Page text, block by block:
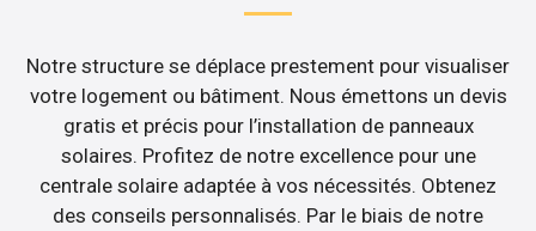
Notre structure se déplace prestement pour visualiser
votre logement ou bâtiment. Nous émettons un devis
gratis et précis pour l’installation de panneaux
solaires. Profitez de notre excellence pour une
centrale solaire adaptée à vos nécessités. Obtenez
des conseils personnalisés. Par le biais de notre